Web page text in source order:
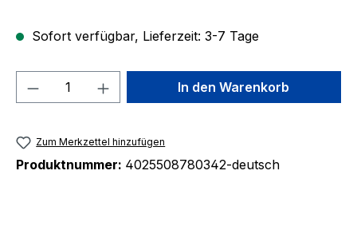
Sofort verfügbar, Lieferzeit: 3-7 Tage
Produkt Anzahl: Gib denIn den Warenkorb
Zum Merkzettel hinzufügen
Produktnummer: 4025508780342-deutsch